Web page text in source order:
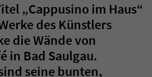
„Cappusino im Haus“
des Künstlers
die Wände von
in Bad Saulgau.
seine bunten,